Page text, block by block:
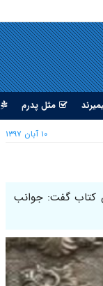
مثل پدرم
۱۰ آبان ۱۳۹۷
کتاب گفت: جوانب